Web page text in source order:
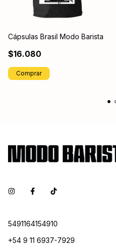
Cápsulas Brasil Modo Barista
$16.080
Comprar
5491164154910
+54 9 11 6937-7929